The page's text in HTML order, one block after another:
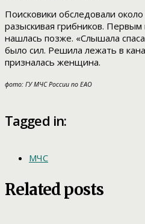
Поисковики обследовали
разыскивая грибников.
нашлась позже. «Слышала
было сил. Решила лежать в
призналась женщина.
фото: ГУ МЧС России по ЕАО
Tagged in:
МЧС
Related posts